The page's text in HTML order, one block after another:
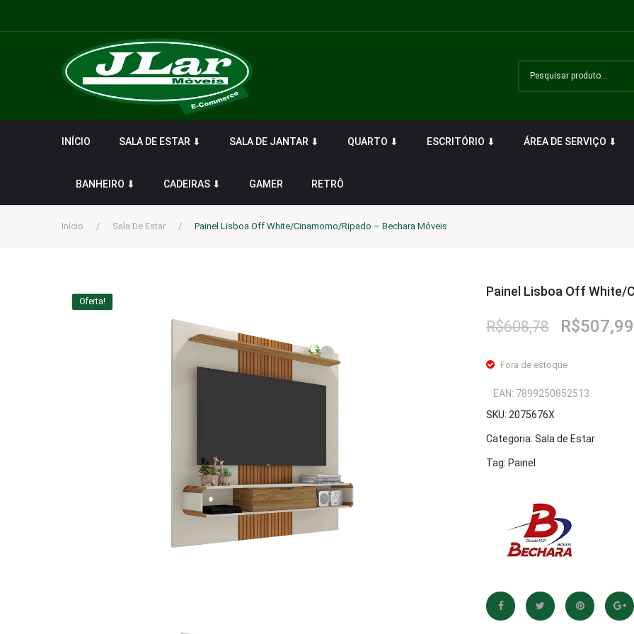
INÍCIO SALA DE ESTAR ⬇ SALA DE JANTAR ⬇ QUARTO ⬇ ESCRITÓRIO ⬇ ÁREA DE SERVIÇO ⬇
BANHEIRO ⬇ CADEIRAS ⬇ GAMER RETRÔ
Início / Sala De Estar / Painel Lisboa Off White/Cinamomo/Ripado – Bechara Móveis
Oferta!
Painel Lisboa Off White/
R$608,78
O
original
R$608,78.
R$507,99
Fora de estoque
SKU: 2075676X
Categoria: Sala de Estar
Tag: Painel
EAN: 7899250852513